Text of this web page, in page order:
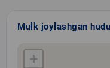
Mulk joylashgan
+